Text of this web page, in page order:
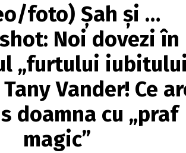
foto) Șah și …
Noi dovezi în
„furtului
Vander! Ce
doamna cu „praf
magic”